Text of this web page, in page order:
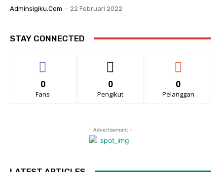
Adminsigiku.com - 22 Februari 2022
STAY CONNECTED
0
Fans
0
Pengikut
0
Pelanggan
- Advertisement -